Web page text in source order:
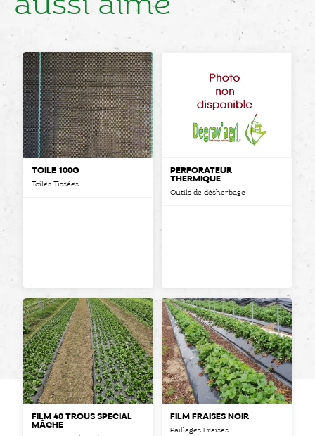
TOILE 100G
Toiles Tissées
PERFORATEUR
THERMIQUE
Outils de désherbage
FILM 48 TROUS SPÉCIAL
MÂCHE
FILM FRAISES NOIR
Paillages Fraises